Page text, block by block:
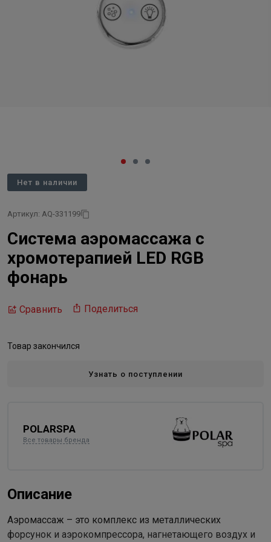
Нет в наличии
Артикул: AQ-331199
Система аэромассажа с
хромотерапией LED RGB
фонарь
Сравнить Поделиться
Товар закончился
Узнать о поступлении
POLARSPA
Все товары бренда
Описание
Аэромассаж – это комплекс из металлических
форсунок и аэрокомпрессора, нагнетающего воздух и